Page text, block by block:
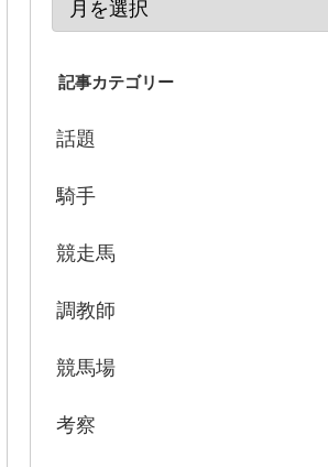
記事カテゴリー
話題
騎手
競走馬
調教師
競馬場
考察